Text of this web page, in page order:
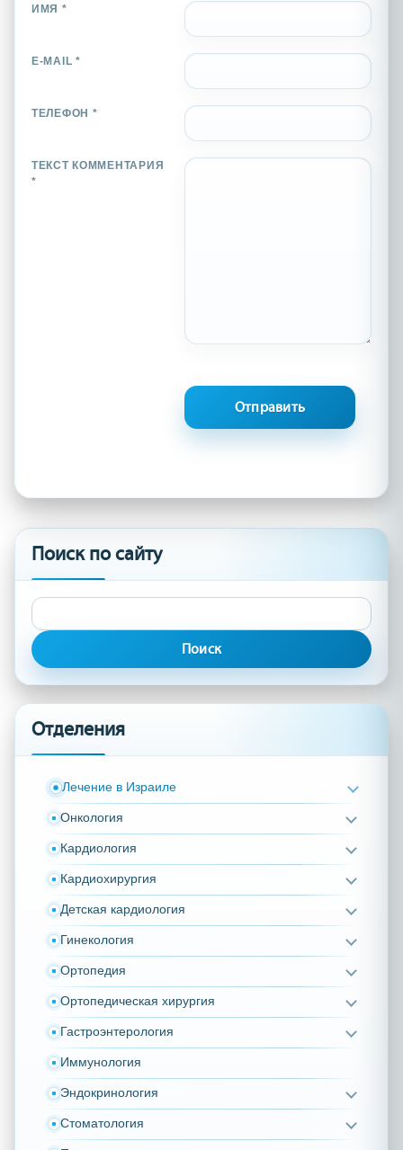
Поиск по сайту
Найти:
Отделения
Лечение в Израиле
Онкология
Кардиология
Кардиохирургия
Детская кардиология
Гинекология
Ортопедия
Ортопедическая хирургия
Гастроэнтерология
Иммунология
Эндокринология
Стоматология
ИМЯ *
E-MAIL *
ТЕЛЕФОН *
ТЕКСТ КОММЕНТАРИЯ
*